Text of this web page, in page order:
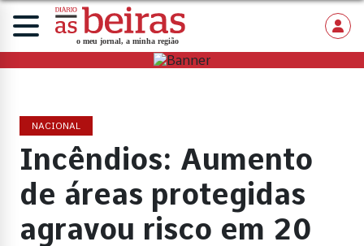
NACIONAL
Incêndios: Aumento
de áreas protegidas
agravou risco em 20